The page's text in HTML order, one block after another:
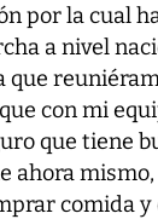
por la cual
a nivel
con mi
que tiene
ahora
comida